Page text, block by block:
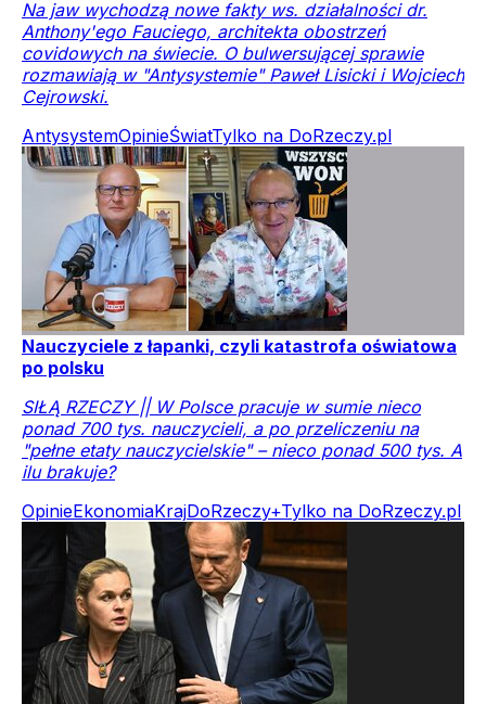
Na jaw wychodzą nowe fakty ws. działalności dr.
Anthony'ego Fauciego, architekta obostrzeń
covidowych na świecie. O bulwersującej sprawie
rozmawiają w "Antysystemie" Paweł Lisicki i Wojciech
Cejrowski.
AntysystemOpinieŚwiatTylko na DoRzeczy.pl
Nauczyciele z łapanki, czyli katastrofa oświatowa
po polsku
SIŁĄ RZECZY || W Polsce pracuje w sumie nieco
ponad 700 tys. nauczycieli, a po przeliczeniu na
"pełne etaty nauczycielskie" – nieco ponad 500 tys. A
ilu brakuje?
OpinieEkonomiaKrajDoRzeczy+Tylko na DoRzeczy.pl